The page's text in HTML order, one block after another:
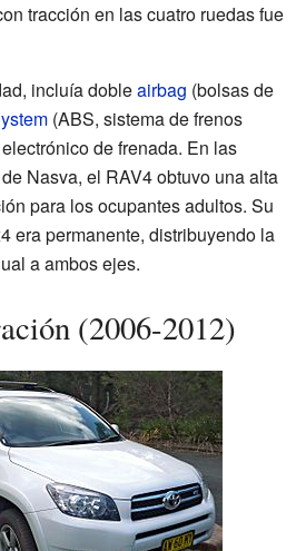
tracción en las cuatro ruedas fue
incluía dobleairbag (bolsas de
(ABS, sistema de frenos
de frenada. En las
Nasva, el RAV4 obtuvo una alta
para los ocupantes adultos. Su
era permanente, distribuyendo la
a ambos ejes.
(2006-2012)